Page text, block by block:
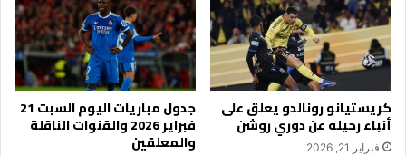
كريستيانو رونالدو يعلق على
أنباء رحيله عن دوري روشن
فبراير 21, 2026
جدول مباريات اليوم السبت 21
فبراير 2026 والقنوات الناقلة
والمعلقين